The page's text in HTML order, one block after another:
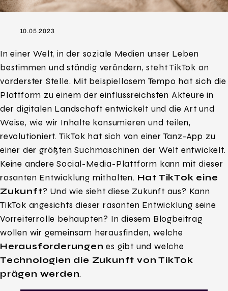
10.05.2023
In einer Welt, in der soziale Medien unser Leben
bestimmen und ständig verändern, steht TikTok an
vorderster Stelle. Mit beispiellosem Tempo hat sich die
Plattform zu einem der einflussreichsten Akteure in
der digitalen Landschaft entwickelt und die Art und
Weise, wie wir Inhalte konsumieren und teilen,
revolutioniert. TikTok hat sich von einer Tanz-App zu
einer der größten Suchmaschinen der Welt entwickelt.
Keine andere Social-Media-Plattform kann mit dieser
rasanten Entwicklung mithalten. Hat TikTok eine
Zukunft? Und wie sieht diese Zukunft aus? Kann
TikTok angesichts dieser rasanten Entwicklung seine
Vorreiterrolle behaupten? In diesem Blogbeitrag
wollen wir gemeinsam herausfinden, welche
Herausforderungen es gibt und welche
Technologien die Zukunft von TikTok
prägen werden.